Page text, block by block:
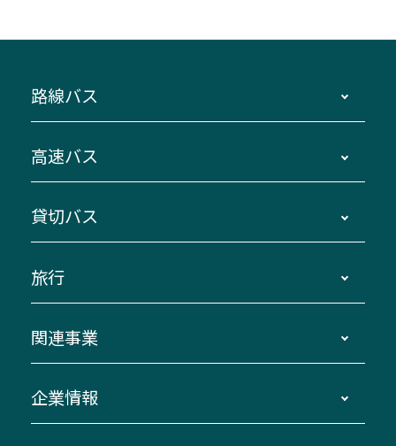
路線バス
主要停留所案内図・時刻表
路線バスのご利用方法
三重交通接近情報バスロケーションシステム
ダイヤ改正情報
迂回・休止について
臨時バスについて
伊勢二見鳥羽周遊バスCANばす
「みえブルーライン」（三重大学病院直通バ
高速バス
南紀・VISON～横浜・東京・埼玉
伊賀～名古屋
南紀～VISON～名古屋
湯の山温泉～名古屋
桑名・長島温泉・金城ふ頭駅～中部国際空港
（休止中）
貸切バス
貸切バスのご利用について
お問い合わせ
旅行
貸切バス団体旅行
美し国周遊ばす
関連事業
自家用自動車車両運行管理
企業情報